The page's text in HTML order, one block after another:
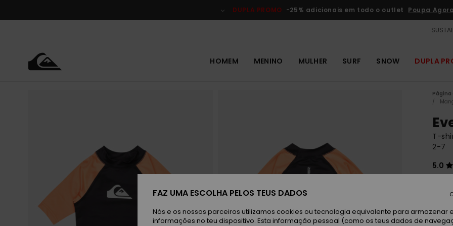
do
DUPLA PROMO -25% adicionais em todo o outlet Poupa Agora
HOMEM MENINO MULHER SURF SNOW DUPLA
Página
T-
2-7
5.0
20,00
FAZ UMA ESCOLHA PELOS TEUS DADOS
Nós e os nossos parceiros utilizamos cookies ou tecnologia equivalente para armazenar
informações no teu dispositivo. Esta informação pessoal (como os teus dados de